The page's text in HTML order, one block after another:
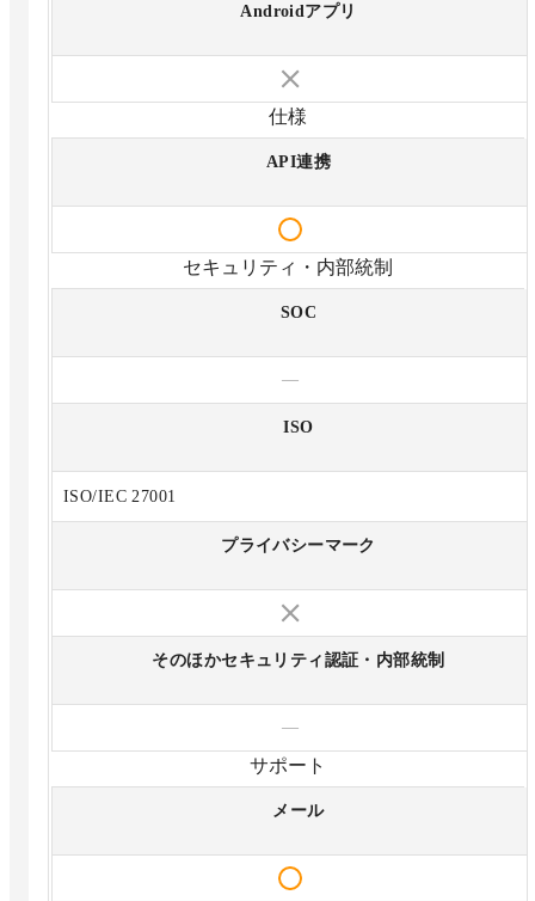
Androidアプリ
仕様
API連携
セキュリティ・内部統制
SOC
—
ISO
ISO/IEC 27001
プライバシーマーク
そのほかセキュリティ認証・内部統制
—
サポート
メール